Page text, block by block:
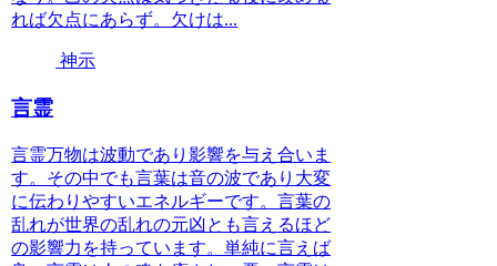
れば欠点にあらず。欠けは...
神示
言霊
言霊万物は波動であり影響を与え合いま
す。その中でも言葉は音の波であり大変
に伝わりやすいエネルギーです。言葉の
乱れが世界の乱れの元凶とも言えるほど
の影響力を持っています。単純に言えば